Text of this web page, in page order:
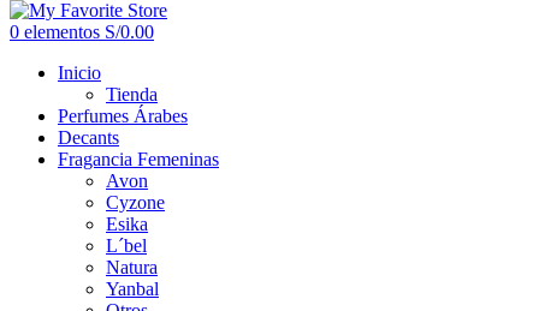
0 elementos S/0.00
Inicio
Tienda
Perfumes Árabes
Decants
Fragancia Femeninas
Avon
Cyzone
Esika
L´bel
Natura
Yanbal